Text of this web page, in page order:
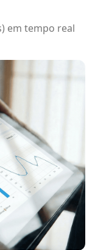
em tempo real